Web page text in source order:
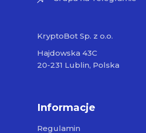
KryptoBot Sp. z o.o.
Hajdowska 43C
20-231 Lublin, Polska
Informacje
Regulamin